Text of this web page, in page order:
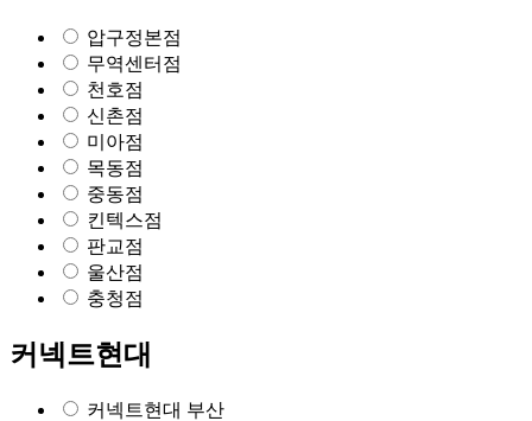
압구정본점
무역센터점
천호점
신촌점
미아점
목동점
중동점
킨텍스점
판교점
울산점
충청점
커넥트현대
커넥트현대 부산